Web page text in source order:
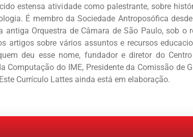
estensa atividade como palestrante, sobre
É membro da Sociedade Antroposófica
Orquestra de Câmara de São Paulo, sob o
artigos sobre vários assuntos e recursos
deu esse nome, fundador e diretor do
do IME, Presidente da Comissão de
Currículo Lattes ainda está em elaboração.